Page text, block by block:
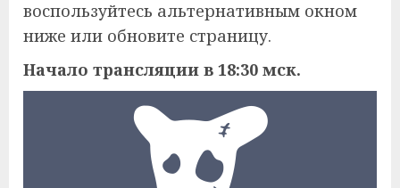
воспользуйтесь альтернативным окном
ниже или обновите страницу.
Начало трансляции в 18:30 мск.